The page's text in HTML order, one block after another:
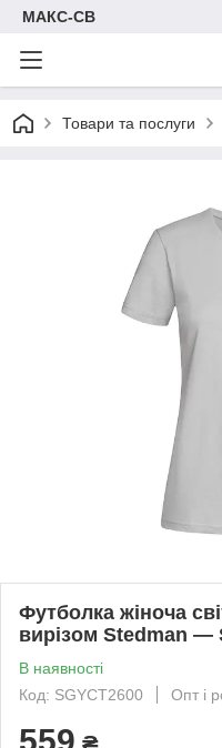
МАКС-СВ
Товари та послуги
Футболка жіноча
вирізом Stedman —
В наявності
Код: SGYСТ2600
Опт і
559